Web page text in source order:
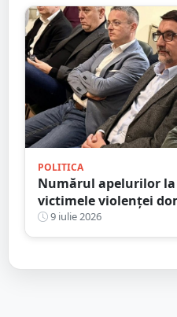
POLITICA
Numărul apelurilor
victimele violenței
aproape 40%.
Mare îndeamnă
9 iulie 2026